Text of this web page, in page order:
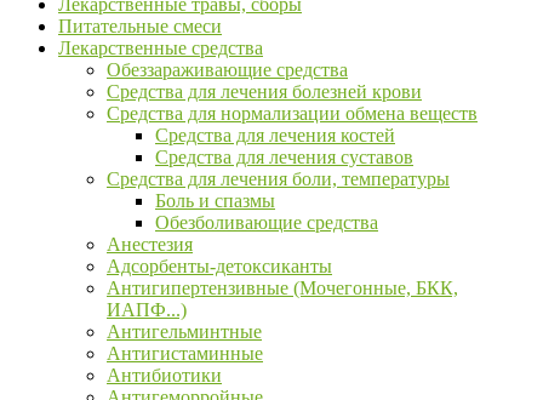
Лекарственные травы, сборы
Питательные смеси
Лекарственные средства
Обеззараживающие средства
Средства для лечения болезней крови
Средства для нормализации обмена веществ
Средства для лечения костей
Средства для лечения суставов
Средства для лечения боли, температуры
Боль и спазмы
Обезболивающие средства
Анестезия
Адсорбенты-детоксиканты
Антигипертензивные (Мочегонные, БКК,
ИАПФ...)
Антигельминтные
Антигистаминные
Антибиотики